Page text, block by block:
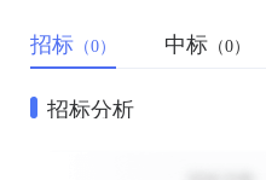
招标 （0） 中标 （0）
招标分析